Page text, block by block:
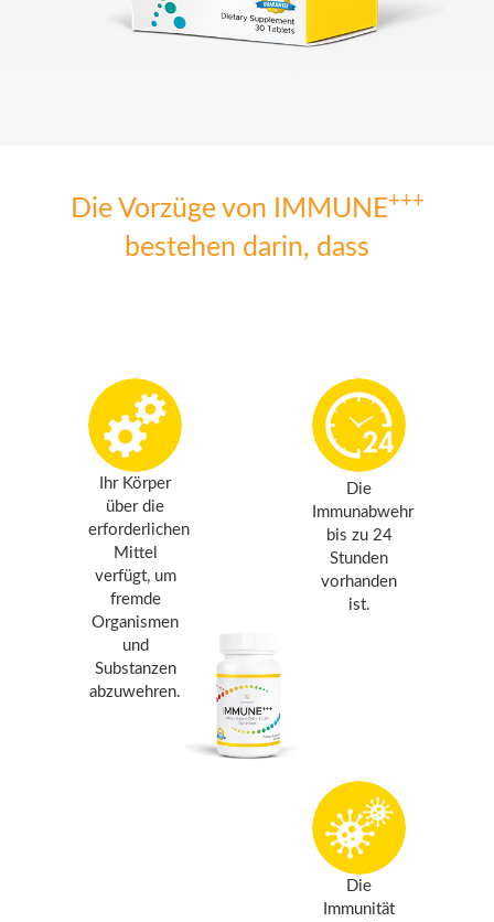
Die Vorzüge von IMMUNE+++
bestehen darin, dass
Ihr Körper
über die
erforderlichen
Mittel
verfügt, um
fremde
Organismen
und
Substanzen
abzuwehren.
Die
Immunabwehr
bis zu 24
Stunden
vorhanden
ist.
Die
Immunität